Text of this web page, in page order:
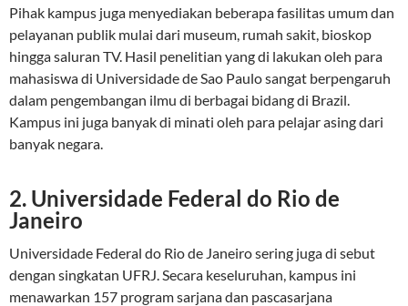
Pihak kampus juga menyediakan beberapa fasilitas umum dan
pelayanan publik mulai dari museum, rumah sakit, bioskop
hingga saluran TV. Hasil penelitian yang di lakukan oleh para
mahasiswa di Universidade de Sao Paulo sangat berpengaruh
dalam pengembangan ilmu di berbagai bidang di Brazil.
Kampus ini juga banyak di minati oleh para pelajar asing dari
banyak negara.
2. Universidade Federal do Rio de
Janeiro
Universidade Federal do Rio de Janeiro sering juga di sebut
dengan singkatan UFRJ. Secara keseluruhan, kampus ini
menawarkan 157 program sarjana dan pascasarjana